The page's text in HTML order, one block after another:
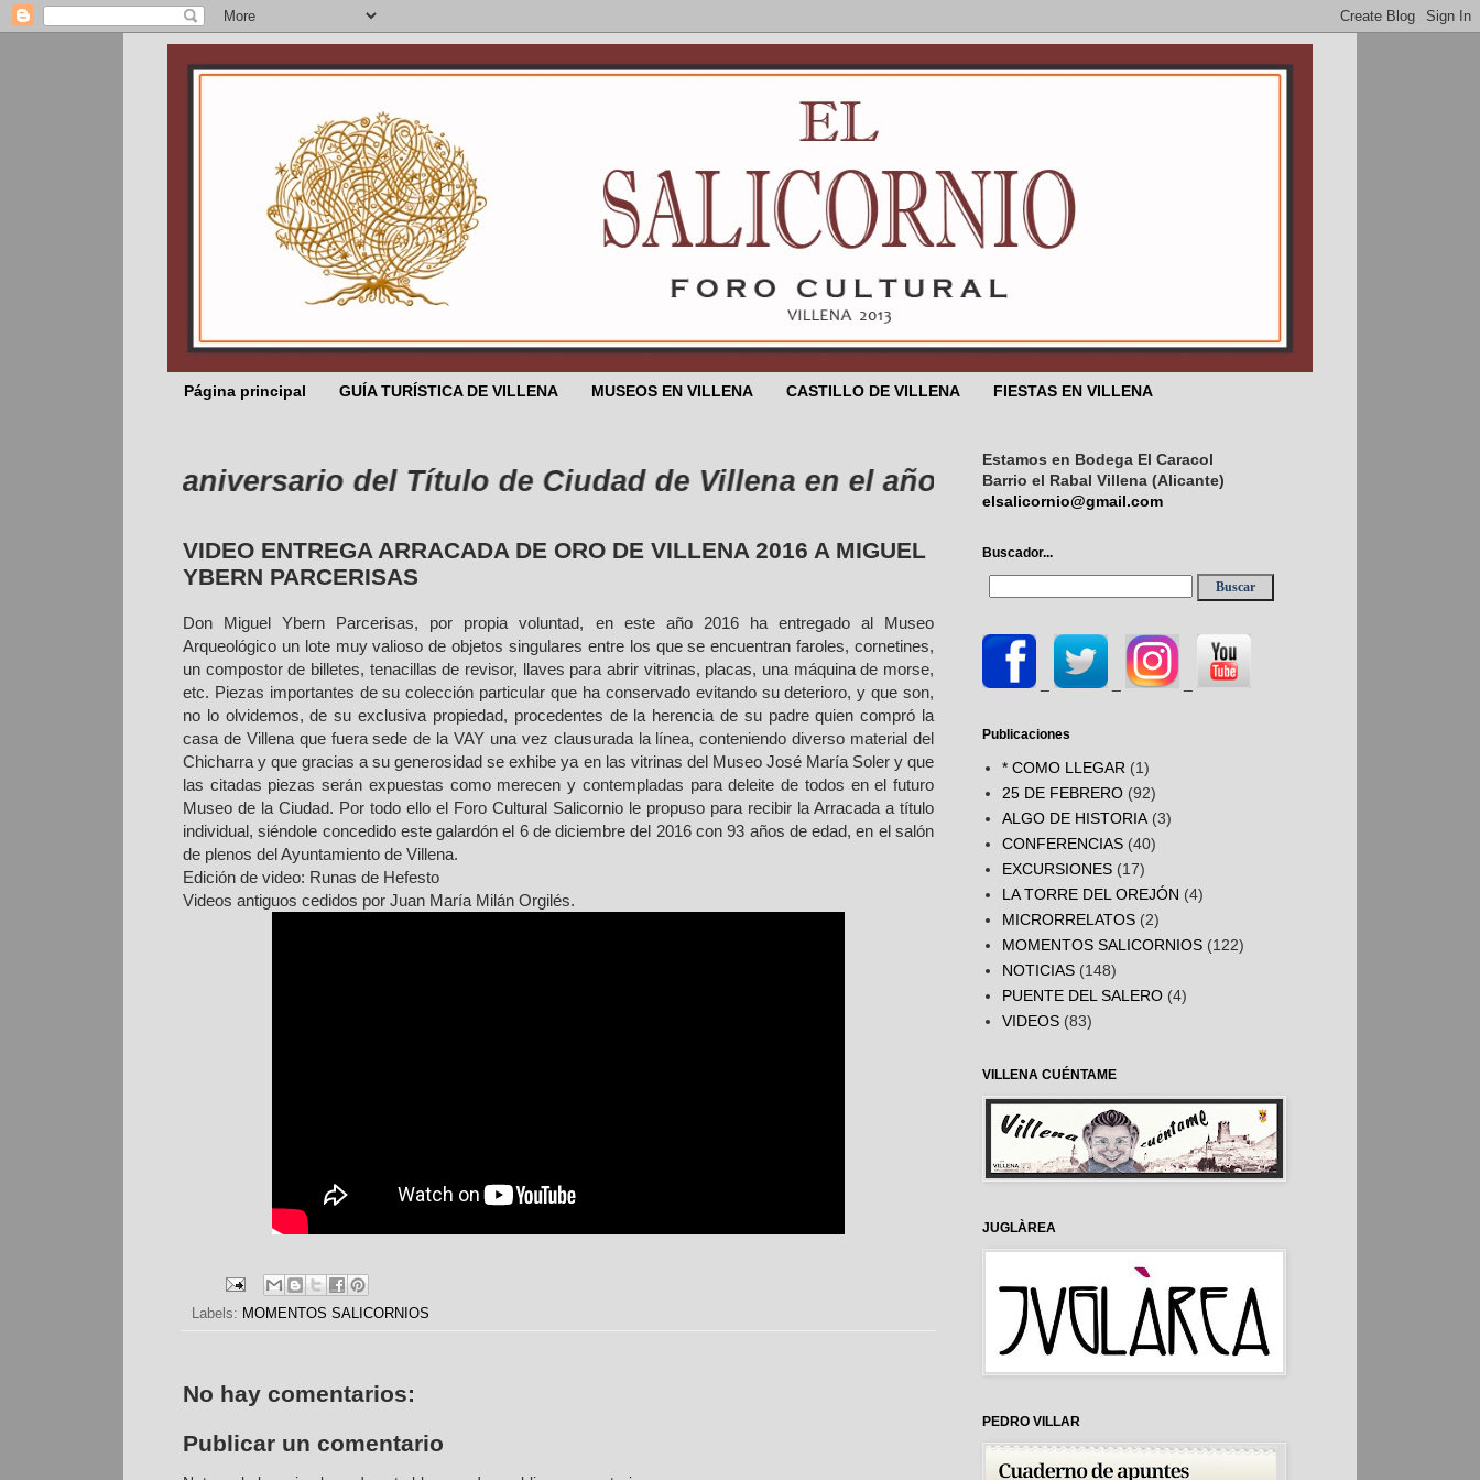
Página principal GUÍA TURÍSTICA DE VILLENA MUSEOS EN VILLENA CASTILLO DE VILLENA FIESTAS EN VILLENA
aniversario del Título de Ciudad de Villena en el año 1525 ...
VIDEO ENTREGA ARRACADA DE ORO DE VILLENA 2016 A MIGUEL
YBERN PARCERISAS
Don Miguel Ybern Parcerisas, por propia voluntad, en este año 2016 ha entregado al Museo
Arqueológico un lote muy valioso de objetos singulares entre los que se encuentran faroles, cornetines,
un compostor de billetes, tenacillas de revisor, llaves para abrir vitrinas, placas, una máquina de morse,
etc. Piezas importantes de su colección particular que ha conservado evitando su deterioro, y que son,
no lo olvidemos, de su exclusiva propiedad, procedentes de la herencia de su padre quien compró la
casa de Villena que fuera sede de la VAY una vez clausurada la línea, conteniendo diverso material del
Chicharra y que gracias a su generosidad se exhibe ya en las vitrinas del Museo José María Soler y que
las citadas piezas serán expuestas como merecen y contempladas para deleite de todos en el futuro
Museo de la Ciudad. Por todo ello el Foro Cultural Salicornio le propuso para recibir la Arracada a título
individual, siéndole concedido este galardón el 6 de diciembre del 2016 con 93 años de edad, en el salón
de plenos del Ayuntamiento de Villena.
Edición de video: Runas de Hefesto
Videos antiguos cedidos por Juan María Milán Orgilés.
Labels: MOMENTOS SALICORNIOS
No hay comentarios:
Publicar un comentario
Estamos en Bodega El Caracol
Barrio el Rabal Villena (Alicante)
elsalicornio@gmail.com
Buscador...
Publicaciones
* COMO LLEGAR (1)
25 DE FEBRERO (92)
ALGO DE HISTORIA (3)
CONFERENCIAS (40)
EXCURSIONES (17)
LA TORRE DEL OREJÓN (4)
MICRORRELATOS (2)
MOMENTOS SALICORNIOS (122)
NOTICIAS (148)
PUENTE DEL SALERO (4)
VIDEOS (83)
VILLENA CUÉNTAME
JUGLÀREA
PEDRO VILLAR